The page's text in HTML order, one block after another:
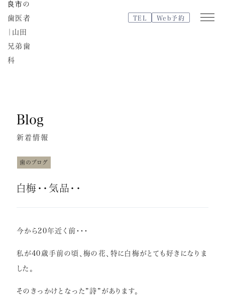
医院紹介
特徴・治療の流れ
スタッフブログ
TEL Web予約
Blog
新着情報
歯のブログ
白梅・・気品・・
今から20年近く前・・・
私が40歳手前の頃、梅の花、特に白梅がとても好きになりま
した。
そのきっかけとなった”詩”があります。